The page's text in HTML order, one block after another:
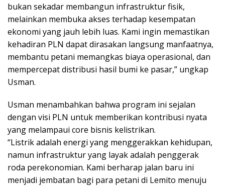
bukan sekadar membangun infrastruktur fisik,
melainkan membuka akses terhadap kesempatan
ekonomi yang jauh lebih luas. Kami ingin memastikan
kehadiran PLN dapat dirasakan langsung manfaatnya,
membantu petani memangkas biaya operasional, dan
mempercepat distribusi hasil bumi ke pasar,” ungkap
Usman.
Usman menambahkan bahwa program ini sejalan
dengan visi PLN untuk memberikan kontribusi nyata
yang melampaui core bisnis kelistrikan.
“Listrik adalah energi yang menggerakkan kehidupan,
namun infrastruktur yang layak adalah penggerak
roda perekonomian. Kami berharap jalan baru ini
menjadi jembatan bagi para petani di Lemito menuju